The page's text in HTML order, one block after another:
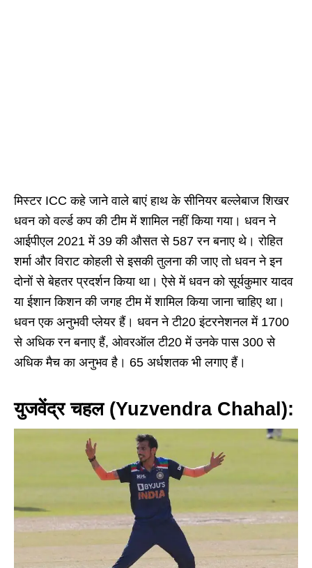
मिस्टर ICC कहे जाने वाले बाएं हाथ के सीनियर बल्लेबाज शिखर
धवन को वर्ल्ड कप की टीम में शामिल नहीं किया गया। धवन ने
आईपीएल 2021 में 39 की औसत से 587 रन बनाए थे। रोहित
शर्मा और विराट कोहली से इसकी तुलना की जाए तो धवन ने इन
दोनों से बेहतर प्रदर्शन किया था। ऐसे में धवन को सूर्यकुमार यादव
या ईशान किशन की जगह टीम में शामिल किया जाना चाहिए था।
धवन एक अनुभवी प्लेयर हैं। धवन ने टी20 इंटरनेशनल में 1700
से अधिक रन बनाए हैं, ओवरऑल टी20 में उनके पास 300 से
अधिक मैच का अनुभव है। 65 अर्धशतक भी लगाए हैं।
युजवेंद्र चहल (Yuzvendra Chahal):